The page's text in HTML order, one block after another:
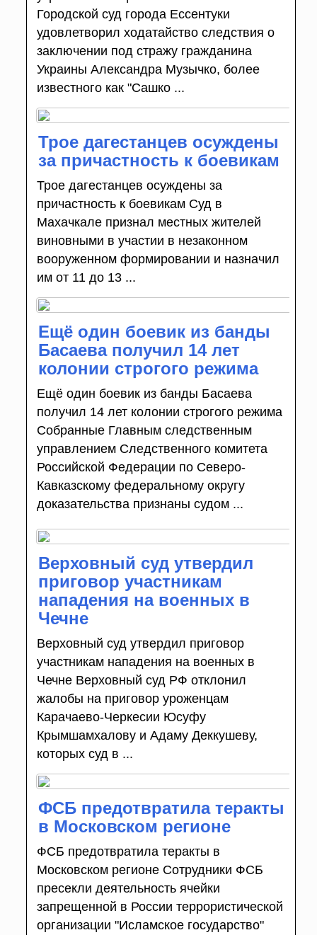
Городской суд города Ессентуки
удовлетворил ходатайство следствия о
заключении под стражу гражданина
Украины Александра Музычко, более
известного как "Сашко ...
Трое дагестанцев осуждены
за причастность к боевикам
Трое дагестанцев осуждены за
причастность к боевикам Суд в
Махачкале признал местных жителей
виновными в участии в незаконном
вооруженном формировании и назначил
им от 11 до 13 ...
Ещё один боевик из банды
Басаева получил 14 лет
колонии строгого режима
Ещё один боевик из банды Басаева
получил 14 лет колонии строгого режима
Собранные Главным следственным
управлением Следственного комитета
Российской Федерации по Северо-
Кавказскому федеральному округу
доказательства признаны судом ...
Верховный суд утвердил
приговор участникам
нападения на военных в
Чечне
Верховный суд утвердил приговор
участникам нападения на военных в
Чечне Верховный суд РФ отклонил
жалобы на приговор уроженцам
Карачаево-Черкесии Юсуфу
Крымшамхалову и Адаму Деккушеву,
которых суд в ...
ФСБ предотвратила теракты
в Московском регионе
ФСБ предотвратила теракты в
Московском регионе Сотрудники ФСБ
пресекли деятельность ячейки
запрещенной в России террористической
организации "Исламское государство"